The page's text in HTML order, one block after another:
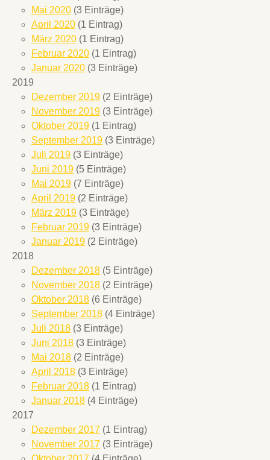
Mai 2020 (3 Einträge)
April 2020 (1 Eintrag)
März 2020 (1 Eintrag)
Februar 2020 (1 Eintrag)
Januar 2020 (3 Einträge)
2019
Dezember 2019 (2 Einträge)
November 2019 (3 Einträge)
Oktober 2019 (1 Eintrag)
September 2019 (3 Einträge)
Juli 2019 (3 Einträge)
Juni 2019 (5 Einträge)
Mai 2019 (7 Einträge)
April 2019 (2 Einträge)
März 2019 (3 Einträge)
Februar 2019 (3 Einträge)
Januar 2019 (2 Einträge)
2018
Dezember 2018 (5 Einträge)
November 2018 (2 Einträge)
Oktober 2018 (6 Einträge)
September 2018 (4 Einträge)
Juli 2018 (3 Einträge)
Juni 2018 (3 Einträge)
Mai 2018 (2 Einträge)
April 2018 (3 Einträge)
Februar 2018 (1 Eintrag)
Januar 2018 (4 Einträge)
2017
Dezember 2017 (1 Eintrag)
November 2017 (3 Einträge)